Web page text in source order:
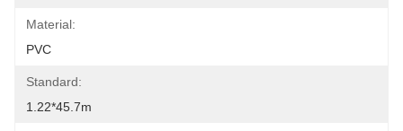
Material:
PVC
Standard:
1.22*45.7m